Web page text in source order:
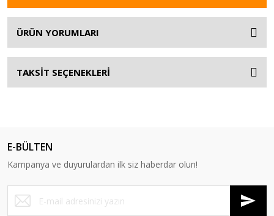
ÜRÜN YORUMLARI
TAKSİT SEÇENEKLERİ
E-BÜLTEN
Kampanya ve duyurulardan ilk siz haberdar olun!